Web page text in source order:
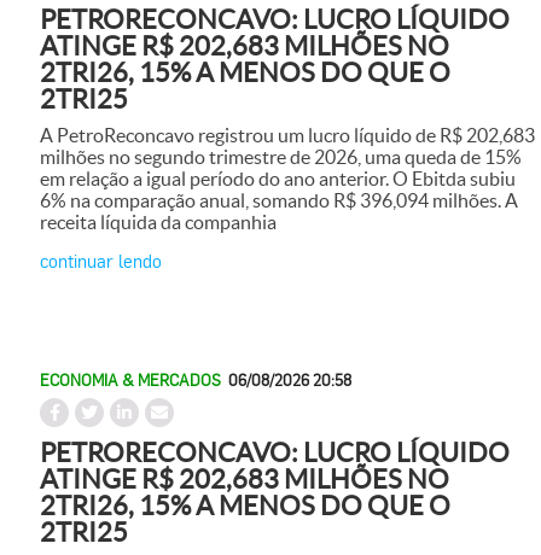
PETRORECONCAVO: LUCRO LÍQUIDO
ATINGE R$ 202,683 MILHÕES NO
2TRI26, 15% A MENOS DO QUE O
2TRI25
A PetroReconcavo registrou um lucro líquido de R$ 202,683
milhões no segundo trimestre de 2026, uma queda de 15%
em relação a igual período do ano anterior. O Ebitda subiu
6% na comparação anual, somando R$ 396,094 milhões. A
receita líquida da companhia
continuar lendo
ECONOMIA & MERCADOS 06/08/2026 20:58
PETRORECONCAVO: LUCRO LÍQUIDO
ATINGE R$ 202,683 MILHÕES NO
2TRI26, 15% A MENOS DO QUE O
2TRI25